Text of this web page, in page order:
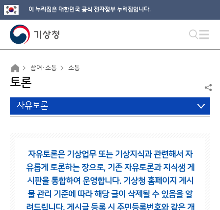
이 누리집은 대한민국 공식 전자정부 누리집입니다.
참여·소통 소통
토론
자유토론
자유토론은 기상업무 또는 기상지식과 관련해서 자
유롭게 토론하는 장으로, 기존 자유토론과 지식샘 게
시판을 통합하여 운영합니다. 기상청 홈페이지 게시
물 관리 기준에 따라 해당 글이 삭제될 수 있음을 알
려드립니다. 게시글 등록 시 주민등록번호와 같은 개